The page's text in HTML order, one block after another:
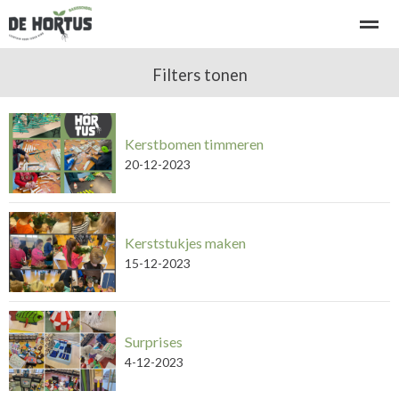
Welkom bij basisschool de Hortus Kennismaken - rondleiding
Home Bellen E-mail
Filters tonen
Kerstbomen timmeren
20-12-2023
Kerststukjes maken
15-12-2023
Surprises
4-12-2023